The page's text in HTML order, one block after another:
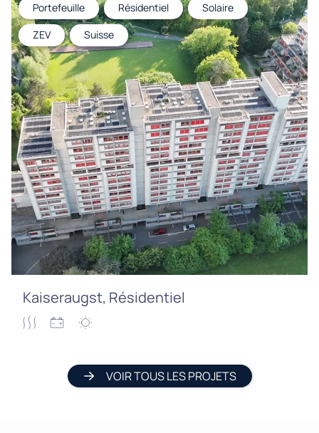
Portefeuille Résidentiel
Solaire
ZEV
Suisse
Kaiseraugst, Résidentiel
VOIR TOUS LES PROJETS